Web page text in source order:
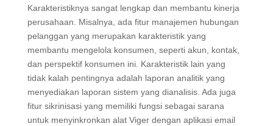
Karakteristiknya sangat lengkap dan membantu kinerja
perusahaan. Misalnya, ada fitur manajemen hubungan
pelanggan yang merupakan karakteristik yang
membantu mengelola konsumen, seperti akun, kontak,
dan perspektif konsumen ini. Karakteristik lain yang
tidak kalah pentingnya adalah laporan analitik yang
menyediakan laporan sistem yang dianalisis. Ada juga
fitur sikrinisasi yang memiliki fungsi sebagai sarana
untuk menyinkronkan alat Viger dengan aplikasi email